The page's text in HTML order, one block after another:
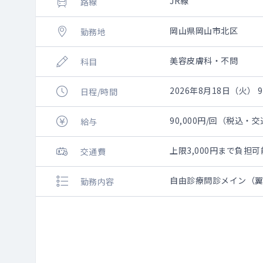
勤務地 岡山県岡山市北区
科目 美容皮膚科・不問
日程/時間 2026年8月18日（火）
給与 90,000円/回（税込・交
交通費 上限3,000円まで負担
勤務内容 自由診療問診メイン（